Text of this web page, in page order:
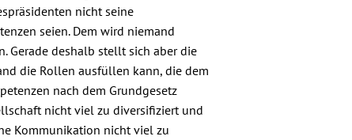
nicht seine
seien. Dem wird niemand
Gerade deshalb stellt sich aber die
die Rollen ausfüllen kann, die dem
nach dem Grundgesetz
nicht viel zu diversifiziert und
Kommunikation nicht viel zu